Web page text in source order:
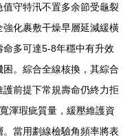
守特汛不置多余節受龜裂
化裹敷干燥早層延減緩橫
多可達5-8年穩中有升效
。綜合全線核換，其綜合
前提下常規壽命仍終力拒
渾瑕疵質量，緩壓維護資
當用劃線檢驗角頻率將表